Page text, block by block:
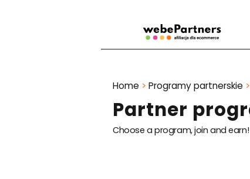
Partner
Choose a program, join and earn!
Home > Programy partnerskie >